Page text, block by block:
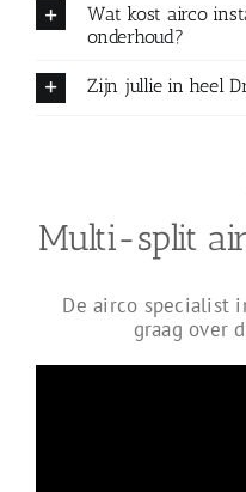
Wat kost airco
onderhoud?
Zijn jullie in heel
Multi-split
De airco specialist
graag over